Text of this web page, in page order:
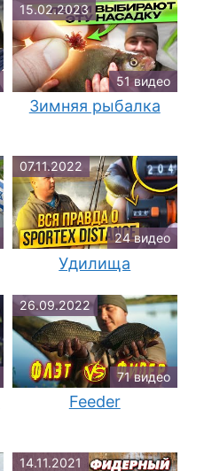
15.02.2023
51 видео
Зимняя рыбалка
07.11.2022
24 видео
Удилища
26.09.2022
71 видео
Feeder
14.11.2021